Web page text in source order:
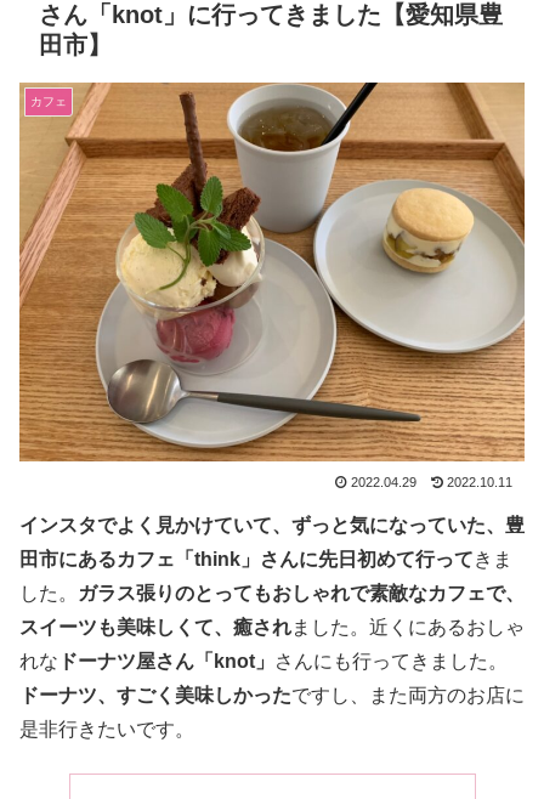
さん「knot」に行ってきました【愛知県豊
田市】
カフェ
2022.04.29 2022.10.11
インスタでよく見かけていて、ずっと気になっていた、豊
田市にあるカフェ「think」さんに先日初めて行ってきま
した。
ガラス張りのとってもおしゃれで素敵なカフェで、
スイーツも美味しくて、癒されました。近くにあるおしゃ
れな ドーナツ屋さん「knot」
さんにも行ってきました。
ドーナツ、すごく美味しかったですし、また両方のお店に
是非行きたいです。